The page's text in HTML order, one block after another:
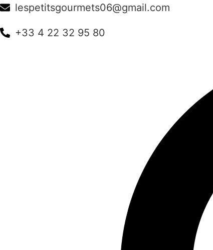
Aller
contenu
lespetitsgourmets06@gmail.com
+33 4 22 32 95 80